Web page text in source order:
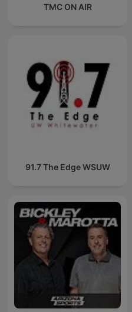
TMC ON AIR
91.7 The Edge WSUW